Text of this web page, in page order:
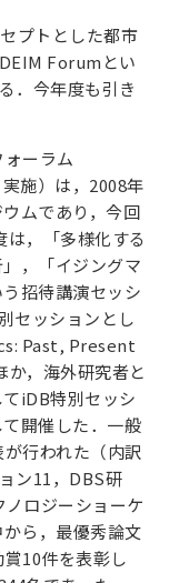
プトとした都市
Forumとい
．今年度も引き
ォーラム
施）は，2008年
ムであり，今回
，「多様化する
，「イジングマ
招待講演セッシ
セッションとし
Past, Present
，海外研究者と
iDB特別セッシ
開催した．一般
行われた（内訳
ン11，DBS研
ロジーショーケ
ら，最優秀論文
10件を表彰し